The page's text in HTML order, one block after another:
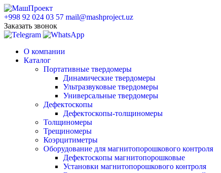
+998 92 024 03 57 mail@mashproject.uz
Заказать звонок
О компании
Каталог
Портативные твердомеры
Динамические твердомеры
Ультразвуковые твердомеры
Универсальные твердомеры
Дефектоскопы
Дефектоскопы-толщиномеры
Толщиномеры
Трещиномеры
Коэрцитиметры
Оборудование для магнитопорошкового контроля
Дефектоскопы магнитопорошковые
Установки магнитопорошкового контроля